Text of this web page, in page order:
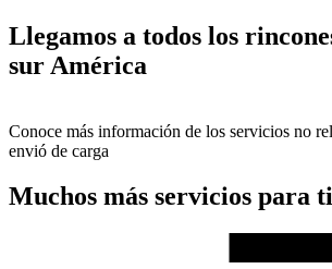
Llegamos a todos los
sur América
Conoce más información de los servicios no
envió de carga
Muchos más servicios para ti